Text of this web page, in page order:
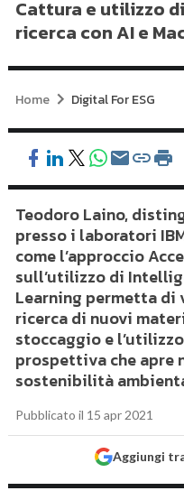
Cattura e utilizzo
ricerca con AI e
Home Digital For ESG
Teodoro Laino,
presso i laboratori
come l’approccio
sull’utilizzo di
Learning permetta
ricerca di nuovi
stoccaggio e
prospettiva che apre
sostenibilità
Pubblicato il 15 apr 2021
Aggiungi